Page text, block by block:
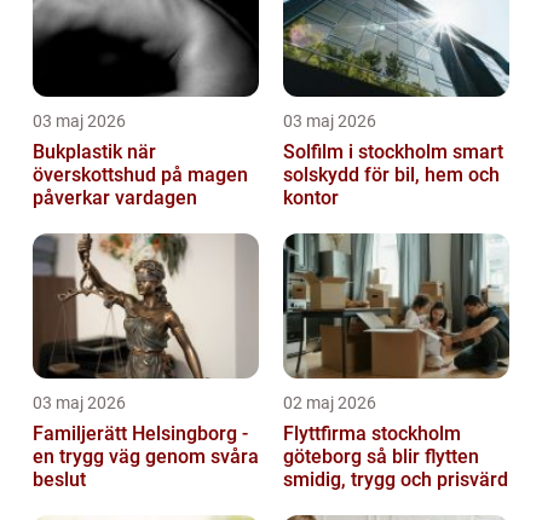
03 maj 2026
Bukplastik när
överskottshud på magen
påverkar vardagen
03 maj 2026
Solfilm i stockholm smart
solskydd för bil, hem och
kontor
03 maj 2026
Familjerätt Helsingborg -
en trygg väg genom svåra
beslut
02 maj 2026
Flyttfirma stockholm
göteborg så blir flytten
smidig, trygg och prisvärd